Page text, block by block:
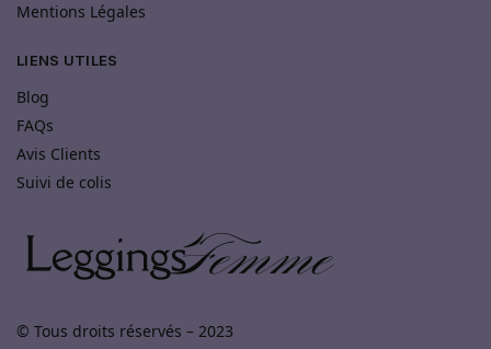
Mentions Légales
LIENS UTILES
Blog
FAQs
Avis Clients
Suivi de colis
© Tous droits réservés – 2023